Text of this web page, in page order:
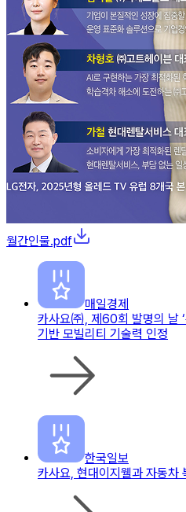
월간인물.pdf
매일경제
카사요㈜, 제60회 발명의 날
기반 모빌리티 기술력 인정
한국일보
카사요, 현대이지웰과 자동차